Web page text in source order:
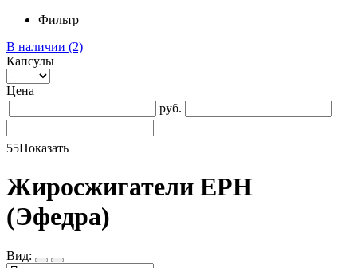
Фильтр
В наличии (2)
Капсулы
Цена
руб.
55Показать
Жиросжигатели EPH
(Эфедра)
Вид: